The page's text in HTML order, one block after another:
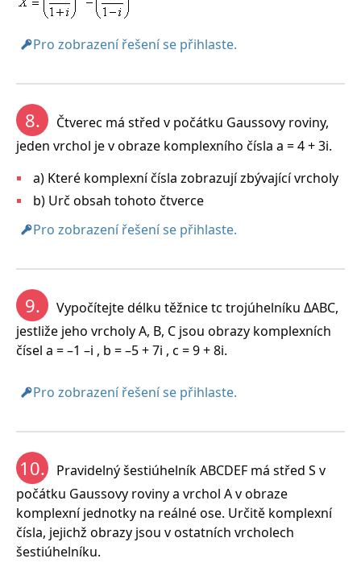
Pro zobrazení řešení se přihlaste.
8.
Čtverec má střed v počátku Gaussovy roviny,
jeden vrchol je v obraze komplexního čísla a = 4 + 3i.
a) Které komplexní čísla zobrazují zbývající vrcholy
b) Urč obsah tohoto čtverce
Pro zobrazení řešení se přihlaste.
9.
Vypočítejte délku těžnice tc trojúhelníku ΔABC,
jestliže jeho vrcholy A, B, C jsou obrazy komplexních
čísel a = –1 –i , b = –5 + 7i , c = 9 + 8i.
Pro zobrazení řešení se přihlaste.
10.
Pravidelný šestiúhelník ABCDEF má střed S v
počátku Gaussovy roviny a vrchol A v obraze
komplexní jednotky na reálné ose. Určitě komplexní
čísla, jejichž obrazy jsou v ostatních vrcholech
šestiúhelníku.